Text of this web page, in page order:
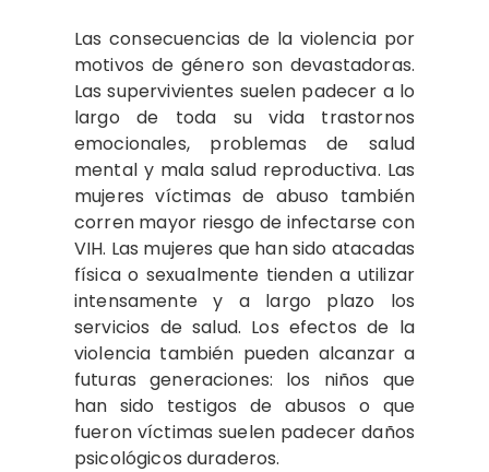
Las consecuencias de la violencia por
motivos de género son devastadoras.
Las supervivientes suelen padecer a lo
largo de toda su vida trastornos
emocionales, problemas de salud
mental y mala salud reproductiva. Las
mujeres víctimas de abuso también
corren mayor riesgo de infectarse con
VIH. Las mujeres que han sido atacadas
física o sexualmente tienden a utilizar
intensamente y a largo plazo los
servicios de salud. Los efectos de la
violencia también pueden alcanzar a
futuras generaciones: los niños que
han sido testigos de abusos o que
fueron víctimas suelen padecer daños
psicológicos duraderos.